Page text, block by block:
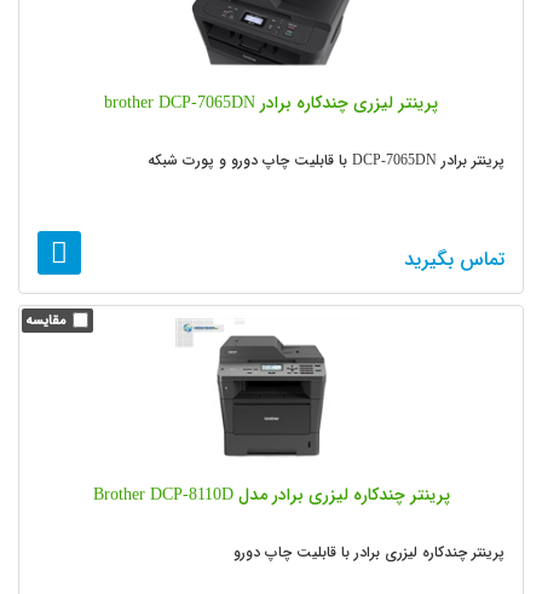
پرینتر لیزری چندکاره برادر brother DCP-7065DN
پرینتر برادر DCP-7065DN با قابلیت چاپ دورو و پورت شبکه
تماس بگیرید
پرینتر چندکاره لیزری برادر مدل Brother DCP-8110D
پرینتر چندکاره لیزری برادر با قابلیت چاپ دورو